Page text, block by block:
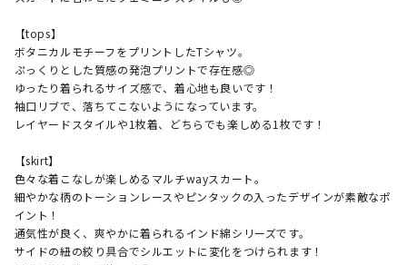
【tops】
ボタニカルモチーフをプリントしたTシャツ。
ぷっくりとした質感の発泡プリントで存在感◎
ゆったり着られるサイズ感で、着心地も良いです！
袖口リブで、落ちてこないようになっています。
レイヤードスタイルや1枚着、どちらでも楽しめる1枚です！
【skirt】
色々な着こなしが楽しめるマルチwayスカート。
細やかな柄のトーションレースやピンタックの入ったデザインが素敵なポ
イント！
通気性が良く、爽やかに着られるインド綿シリーズです。
サイドの紐の絞り具合でシルエットに変化をつけられます！